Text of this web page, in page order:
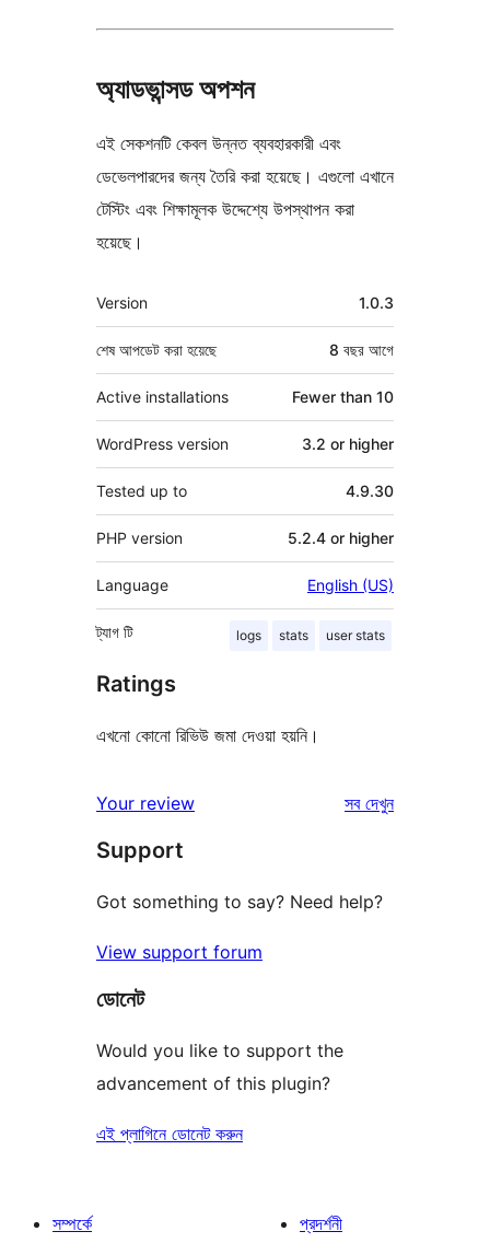
অ্যাডভান্সড অপশন
এই সেকশনটি কেবল উন্নত ব্যবহারকারী এবং
ডেভেলপারদের জন্য তৈরি করা হয়েছে। এগুলো এখানে
টেস্টিং এবং শিক্ষামূলক উদ্দেশ্যে উপস্থাপন করা
হয়েছে।
মেটা
Version 1.0.3
শেষ আপডেট করা হয়েছে 8 বছর আগে
Active installations Fewer than 10
WordPress version 3.2 or higher
Tested up to 4.9.30
PHP version 5.2.4 or higher
Language English (US)
ট্যাগ logs stats user stats
টি
Ratings
এখনো কোনো রিভিউ জমা দেওয়া হয়নি।
Your review সবরিভিউ
দেখুন
Support
Got something to say? Need help?
View support forum
ডোনেট
Would you like to support the
advancement of this plugin?
এই প্লাগিনে ডোনেট করুন
সম্পর্কে
প্রদর্শনী